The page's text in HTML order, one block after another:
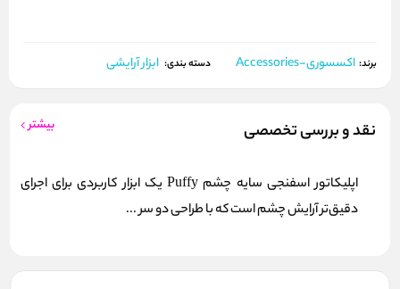
برند: اکسسوری-Accessories دسته بندی: ابزار آرایشی
نقد و بررسی تخصصی بیشتر
اپلیکاتور اسفنجی سایه چشم Puffy یک ابزار کاربردی برای اجرای
دقیق‌تر آرایش چشم است که با طراحی دو سر ...